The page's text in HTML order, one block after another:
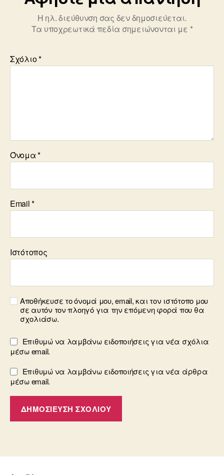
Η ηλ. διεύθυνση σας δεν δημοσιεύεται.
Τα υποχρεωτικά πεδία σημειώνονται με *
Σχόλιο*
Όνομα*
Email*
Ιστότοπος
Αποθήκευσε το όνομά μου, email, και τον ιστότοπο μου
σε αυτόν τον πλοηγό για την επόμενη φορά που θα
σχολιάσω.
Επιθυμώ να λαμβάνω ειδοποιήσεις για νέα σχόλια
μέσω email.
Επιθυμώ να λαμβάνω ειδοποιήσεις για νέα άρθρα
μέσω email.